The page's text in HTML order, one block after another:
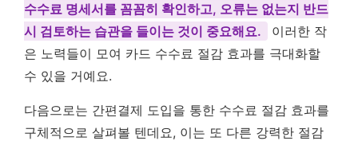
수수료 명세서를 꼼꼼히 확인하고, 오류는 없는지 반드
시 검토하는 습관을 들이는 것이 중요해요.
이러한 작
은 노력들이 모여 카드 수수료 절감 효과를 극대화할
수 있을 거예요.
다음으로는 간편결제 도입을 통한 수수료 절감 효과를
구체적으로 살펴볼 텐데요, 이는 또 다른 강력한 절감